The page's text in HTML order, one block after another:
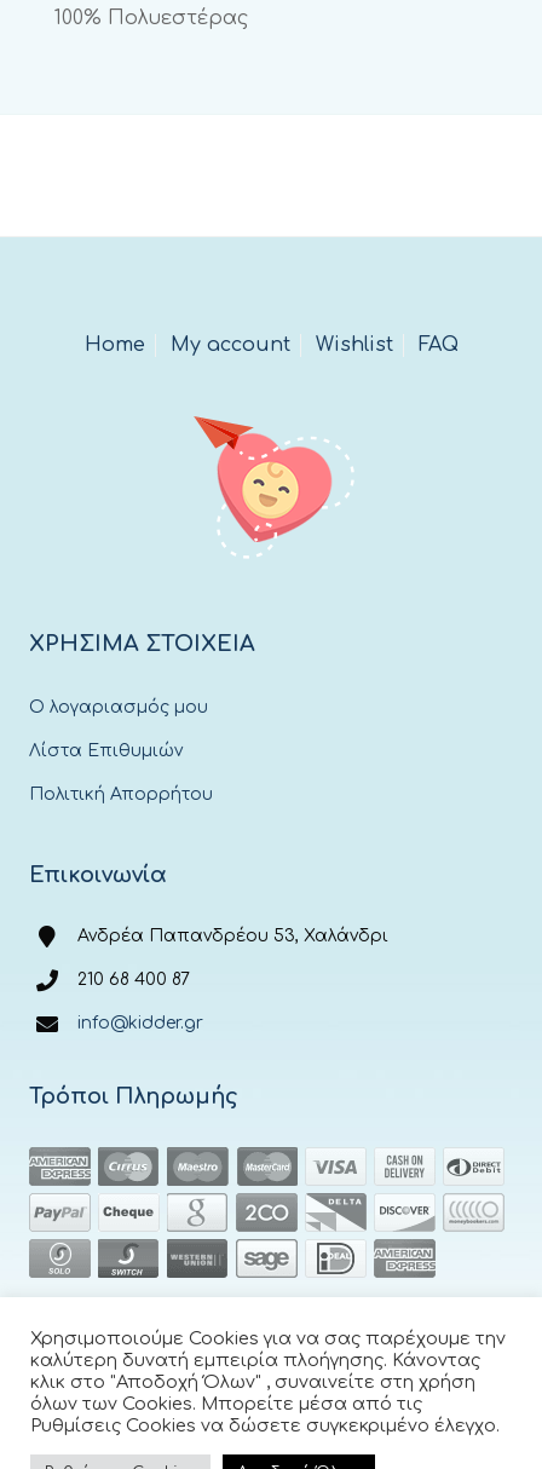
100% Πολυεστέρας
Home My account Wishlist FAQ
ΧΡΗΣΙΜΑ ΣΤΟΙΧΕΙΑ
Ο λογαριασμός μου
Λίστα Επιθυμιών
Πολιτική Απορρήτου
Επικοινωνία
Ανδρέα Παπανδρέου 53, Χαλάνδρι
210 68 400 87
info@kidder.gr
Τρόποι Πληρωμής
Χρησιμοποιούμε Cookies για να σας παρέχουμε την
καλύτερη δυνατή εμπειρία πλοήγησης. Κάνοντας
κλικ στο "Αποδοχή Όλων" , συναινείτε στη χρήση
όλων των Cookies. Μπορείτε μέσα από τις
Ρυθμίσεις Cookies να δώσετε συγκεκριμένο έλεγχο.